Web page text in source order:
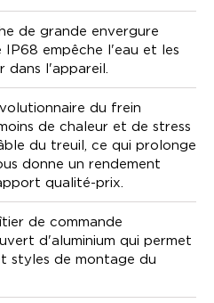
de grande envergure
empêche l'eau et les
dans l'appareil.
du frein
de chaleur et de stress
du treuil, ce qui prolonge
donne un rendement
qualité-prix.
de commande
d'aluminium qui permet
styles de montage du